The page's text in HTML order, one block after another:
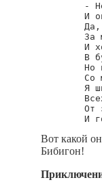
-
И
За
И
В
Но
Со
Я
От
Вот какой
Бибигон!